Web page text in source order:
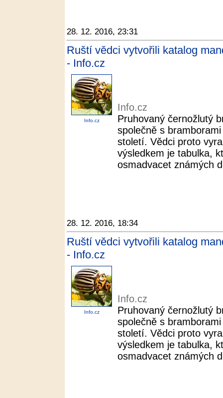
28. 12. 2016, 23:31
Ruští vědci vytvořili katalog
- Info.cz
Info.cz
Info.cz
Pruhovaný černožlutý
společně s
století. Vědci proto
výsledkem je tabulka,
osmadvacet známých
28. 12. 2016, 18:34
Ruští vědci vytvořili katalog
- Info.cz
Info.cz
Info.cz
Pruhovaný černožlutý
společně s
století. Vědci proto
výsledkem je tabulka,
osmadvacet známých